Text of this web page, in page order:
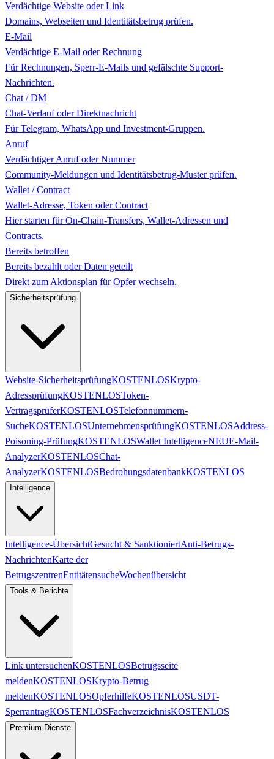
Verdächtige Website oder Link
Domains, Webseiten und Identitätsbetrug prüfen.
E-Mail
Verdächtige E-Mail oder Rechnung
Für Rechnungen, Sperr-E-Mails und gefälschte Support-
Nachrichten.
Chat / DM
Chat-Verlauf oder Direktnachricht
Für Telegram, WhatsApp und Investment-Gruppen.
Anruf
Verdächtiger Anruf oder Nummer
Community-Meldungen und Identitätsbetrug-Muster prüfen.
Wallet / Contract
Wallet-Adresse, Token oder Contract
Hier starten für On-Chain-Transfers, Wallet-Adressen und
Contracts.
Bereits betroffen
Bereits bezahlt oder Daten geteilt
Direkt zum Aktionsplan für Opfer wechseln.
Sicherheitsprüfung
Website-SicherheitsprüfungKOSTENLOSKrypto-
AdressprüfungKOSTENLOSToken-
VertragsprüferKOSTENLOSTelefonnummern-
SucheKOSTENLOSUnternehmensprüfungKOSTENLOSAddress-
Poisoning-PrüfungKOSTENLOSWallet IntelligenceNEUE-Mail-
AnalyzerKOSTENLOSChat-
AnalyzerKOSTENLOSBedrohungsdatenbankKOSTENLOS
Intelligence
Intelligence-ÜbersichtGesucht & SanktioniertAnti-Betrugs-
NachrichtenKarte der
BetrugszentrenEntitätensucheWochenübersicht
Tools & Berichte
Link untersuchenKOSTENLOSBetrugsseite
meldenKOSTENLOSKrypto-Betrug
meldenKOSTENLOSOpferhilfeKOSTENLOSUSDT-
SperrantragKOSTENLOSFachverzeichnisKOSTENLOS
Premium-Dienste